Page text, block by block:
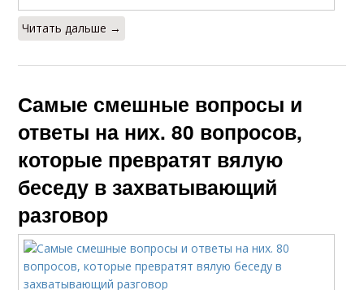
Читать дальше →
Самые смешные вопросы и
ответы на них. 80 вопросов,
которые превратят вялую
беседу в захватывающий
разговор